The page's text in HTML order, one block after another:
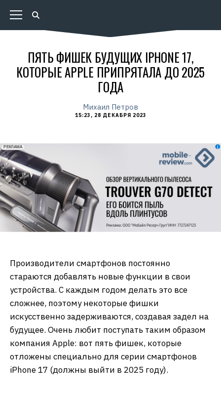
ПЯТЬ ФИШЕК БУДУЩИХ IPHONE 17,
КОТОРЫЕ APPLE ПРИПРЯТАЛА ДО 2025
ГОДА
Михаил Петров
15:23, 28 ДЕКАБРЯ 2023
erid: 2VfnxxmNzs5
РЕКЛАМА
Производители смартфонов постоянно
стараются добавлять новые функции в свои
устройства. С каждым годом делать это все
сложнее, поэтому некоторые фишки
искусственно задерживаются, создавая задел на
будущее. Очень любит поступать таким образом
компания Apple: вот пять фишек, которые
отложены специально для серии смартфонов
iPhone 17 (должны выйти в 2025 году).